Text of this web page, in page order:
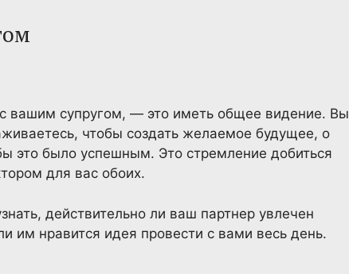
вашим супругом, — это иметь общее видение. Вы
чтобы создать желаемое будущее, о
это было успешным. Это стремление добиться
для вас обоих.
действительно ли ваш партнер увлечен
им нравится идея провести с вами весь день.